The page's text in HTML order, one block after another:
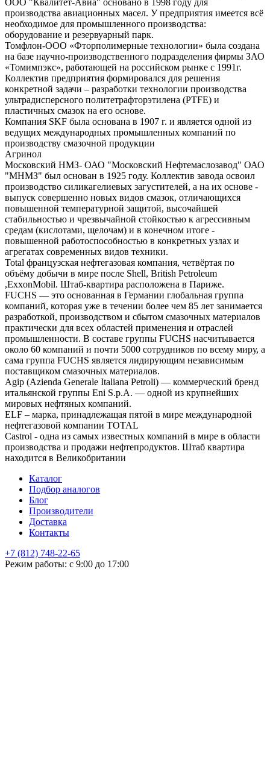
ООО "Квалитет-Авиа" основано в 1998 году для
производства авиационных масел. У предприятия имеется всё
необходимое для промышленного производства:
оборудование и резервуарный парк.
Томфлон-ООО «Фторполимерные технологии» была создана
на базе научно-производственного подразделения фирмы ЗАО
«Томимпэкс», работающей на российском рынке с 1991г.
Коллектив предприятия формировался для решения
конкретной задачи – разработки технологии производства
ультрадисперсного политетрафторэтилена (PTFE) и
пластичных смазок на его основе.
Компания SKF была основана в 1907 г. и является одной из
ведущих международных промышленных компаний по
производству смазочной продукции
Агринол
Московский НМЗ- ОАО "Московский Нефтемаслозавод" ОАО
"МНМЗ" был основан в 1925 году. Коллектив завода освоил
производство силикагелиевых загустителей, а на их основе -
выпуск совершенно новых видов смазок, отличающихся
повышенной температурной защитой, высочайшей
стабильностью и чрезвычайной стойкостью к агрессивным
средам (кислотами, щелочам) и в конечном итоге -
повышенной работоспособностью в конкретных узлах и
агрегатах современных видов техники.
Total французская нефтегазовая компания, четвёртая по
объёму добычи в мире после Shell, British Petroleum
,ExxonMobil. Штаб-квартира расположена в Париже.
FUCHS — это основанная в Германии глобальная группа
компаний, которая уже в течении более чем 85 лет занимается
разработкой, производством и сбытом смазочных материалов
практически для всех областей применения и отраслей
промышленности. В составе группы FUCHS насчитывается
около 60 компаний и почти 5000 сотрудников по всему миру, а
сама группа FUCHS является лидирующим независимым
поставщиком смазочных материалов.
Agip (Azienda Generale Italiana Petroli) — коммерческий бренд
итальянской группы Eni S.p.A. — одной из крупнейших
мировых нефтяных компаний.
ELF – марка, принадлежащая пятой в мире международной
нефтегазовой компании TOTAL
Castrol - одна из самых известных компаний в мире в области
производства и продажи нефтепродуктов. Штаб квартира
находится в Великобритании
Каталог
Подбор аналогов
Блог
Производители
Доставка
Контакты
+7 (812) 748-22-65
Режим работы: с 9:00 до 17:00
НЕ НАШЛИ ЧТО ИСКАЛИ